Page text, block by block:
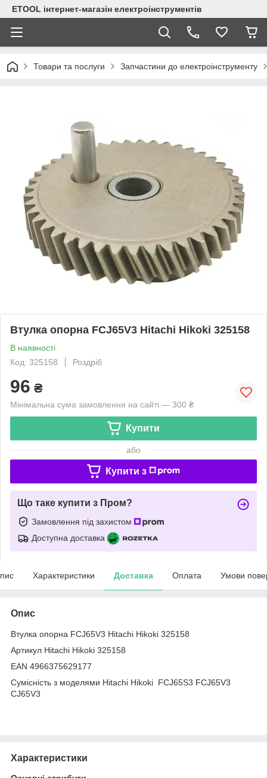
ETOOL інтернет-магазін електроінструментів
Товари та послуги Запчастини до електроінструменту
Втулка опорна FCJ65V3 Hitachi Hikoki 325158
В наявності
Код: 325158
Роздріб
96 ₴
Мінімальна сума замовлення на сайті — 300 ₴
Купити
або
Купити з
Що таке купити з Пром?
Замовлення під захистом
Доступна доставка
Характеристики Доставка Оплата Умови
Опис
Втулка опорна FCJ65V3 Hitachi Hikoki 325158
Артикул Hitachi Hikoki 325158
EAN 4966375629177
Сумісність з моделями Hitachi Hikoki FCJ65S3 FCJ65V3
CJ65V3
Характеристики